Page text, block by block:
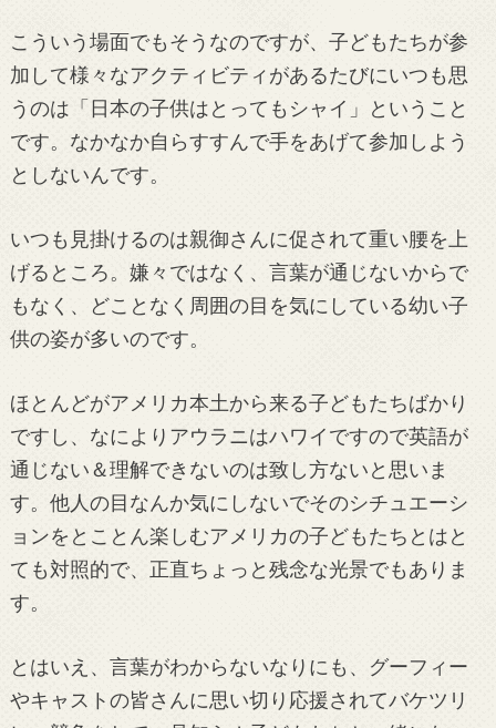
こういう場面でもそうなのですが、子どもたちが参
加して様々なアクティビティがあるたびにいつも思
うのは「日本の子供はとってもシャイ」ということ
です。なかなか自らすすんで手をあげて参加しよう
としないんです。
いつも見掛けるのは親御さんに促されて重い腰を上
げるところ。嫌々ではなく、言葉が通じないからで
もなく、どことなく周囲の目を気にしている幼い子
供の姿が多いのです。
ほとんどがアメリカ本土から来る子どもたちばかり
ですし、なによりアウラニはハワイですので英語が
通じない＆理解できないのは致し方ないと思いま
す。他人の目なんか気にしないでそのシチュエーシ
ョンをとことん楽しむアメリカの子どもたちとはと
ても対照的で、正直ちょっと残念な光景でもありま
す。
とはいえ、言葉がわからないなりにも、グーフィー
やキャストの皆さんに思い切り応援されてバケツリ